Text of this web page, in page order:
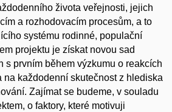
života veřejnosti, jejich
a rozhodovacím procesům, a to
systému rodinné, populační
projektu je získat novou sad
s prvním během výzkumu o reakcích
na každodenní skutečnost z hlediska
Zajímat se budeme, v souladu
o faktory, které motivuji